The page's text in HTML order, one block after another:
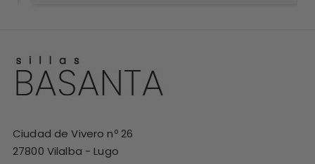
perfectas condiciones. Por supuesto,
dispuestos a repetir cuando haya otra
ocasión. Muchas gracias, ha sido un gusto.
Ciudad de Vivero nº 26
27800 Vilalba - Lugo